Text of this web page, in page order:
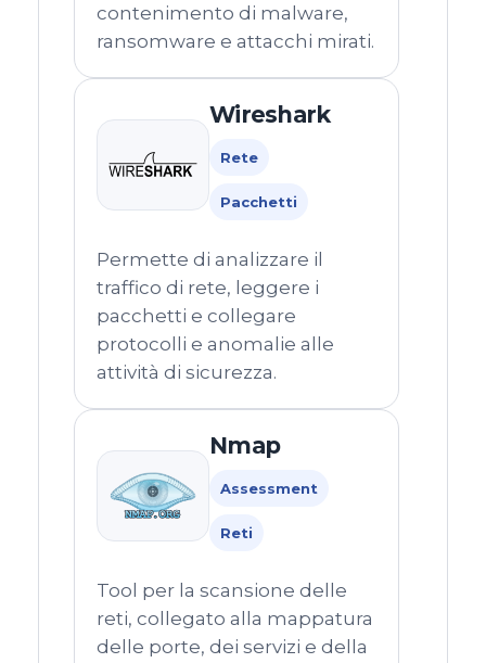
contenimento di malware,
ransomware e attacchi mirati.
Wireshark
Rete
Pacchetti
Permette di analizzare il
traffico di rete, leggere i
pacchetti e collegare
protocolli e anomalie alle
attività di sicurezza.
Nmap
Assessment
Reti
Tool per la scansione delle
reti, collegato alla mappatura
delle porte, dei servizi e della